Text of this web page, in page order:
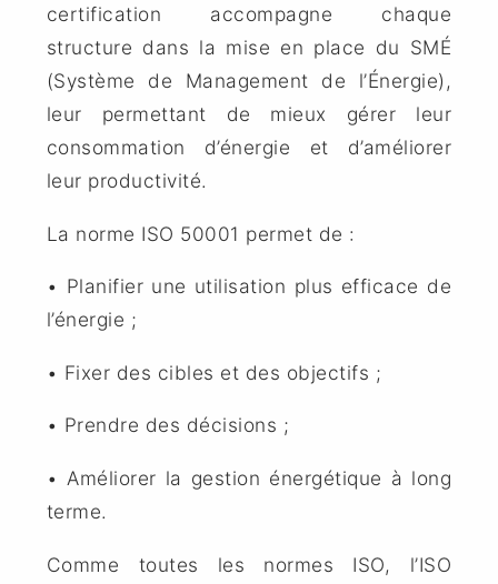
certification accompagne chaque
structure dans la mise en place du SMÉ
(Système de Management de l’Énergie),
leur permettant de mieux gérer leur
consommation d’énergie et d’améliorer
leur productivité.
La norme ISO 50001 permet de :
• Planifier une utilisation plus efficace de
l’énergie ;
• Fixer des cibles et des objectifs ;
• Prendre des décisions ;
• Améliorer la gestion énergétique à long
terme.
Comme toutes les normes ISO, l’ISO